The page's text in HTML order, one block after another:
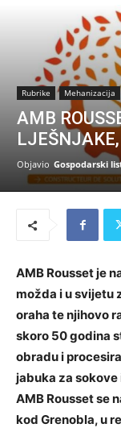
Rubrike Mehanizacija
AMB
Objavio Gospodarski
AMB Rousset je
možda i u svijetu
oraha te njihovo
skoro 50 godina
obradu i
jabuka za
AMB Rousset se
kod Grenobla, u